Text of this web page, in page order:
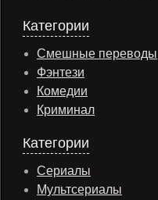
Категории
Смешные переводы
Фэнтези
Комедии
Криминал
Категории
Сериалы
Мультсериалы